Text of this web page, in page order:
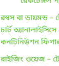
রম্বস বা ডায়মন্ড –
চার্ট অ্যানালাইসিসে
কনটিনিউশন
রাইজিং ওয়েজ –